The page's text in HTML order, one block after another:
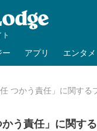
ー アプリ エンタメ
任 つかう責任」に関す
かう責任」に関す